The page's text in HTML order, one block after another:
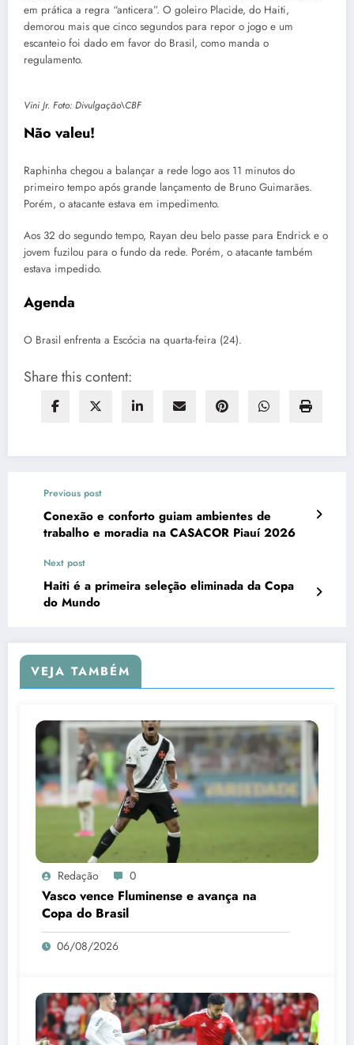
em prática a regra “anticera”. O goleiro Placide, do Haiti,
demorou mais que cinco segundos para repor o jogo e um
escanteio foi dado em favor do Brasil, como manda o
regulamento.
Vini Jr. Foto: Divulgação\CBF
Não valeu!
Raphinha chegou a balançar a rede logo aos 11 minutos do
primeiro tempo após grande lançamento de Bruno Guimarães.
Porém, o atacante estava em impedimento.
Aos 32 do segundo tempo, Rayan deu belo passe para Endrick e o
jovem fuzilou para o fundo da rede. Porém, o atacante também
estava impedido.
Agenda
O Brasil enfrenta a Escócia na quarta-feira (24).
Share this content:
Previous post
Conexão e conforto guiam ambientes de
trabalho e moradia na CASACOR Piauí 2026
Next post
Haiti é a primeira seleção eliminada da Copa
do Mundo
VEJA TAMBÉM
Redação 0
Vasco vence Fluminense e avança na
Copa do Brasil
06/08/2026